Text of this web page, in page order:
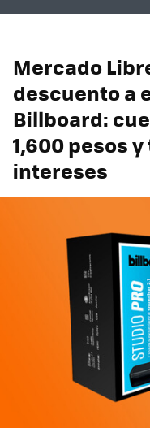
Mercado
descuento a
Billboard:
1,600 pesos
intereses